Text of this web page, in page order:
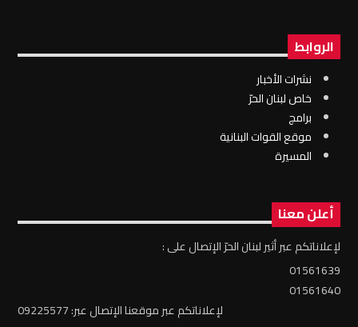
الروابط
نشرات الأخبار
خاص لبنان الحرّ
برامج
موقع القوات البنانية
المسيرة
أعلن معنا
لإعلاناتكم عبر أثير لبنان الحرّ الإتصال على :
01561639
01561640
لإعلاناتكم عبر موقعنا الإتصال عبر: 09225577